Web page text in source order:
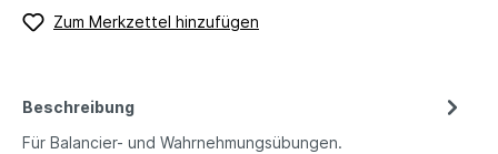
Zum Merkzettel hinzufügen
Beschreibung
Für Balancier- und Wahrnehmungsübungen.